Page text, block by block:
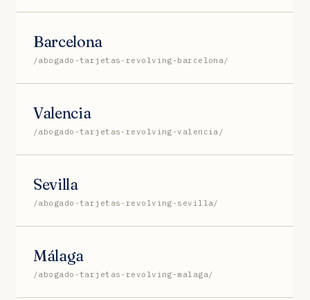
Barcelona
/abogado-tarjetas-revolving-barcelona/
Valencia
/abogado-tarjetas-revolving-valencia/
Sevilla
/abogado-tarjetas-revolving-sevilla/
Málaga
/abogado-tarjetas-revolving-malaga/